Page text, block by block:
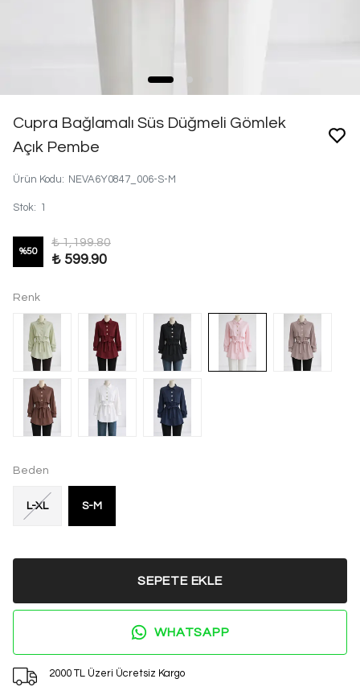
Cupra Bağlamalı Süs Düğmeli Gömlek
Açık Pembe
Ürün Kodu: NEVA6Y0847_006-S-M
Stok: 1
%50
₺ 1,199.80
₺ 599.90
Renk
Beden
L-XL S-M
SEPETE EKLE
WHATSAPP
2000 TL Üzeri Ücretsiz Kargo